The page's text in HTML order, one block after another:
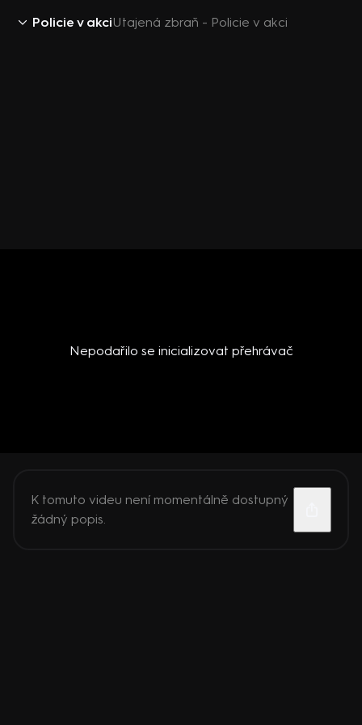
Policie v akciUtajená zbraň - Policie v akci
Nepodařilo se inicializovat přehrávač
K tomuto videu není momentálně dostupný
žádný popis.